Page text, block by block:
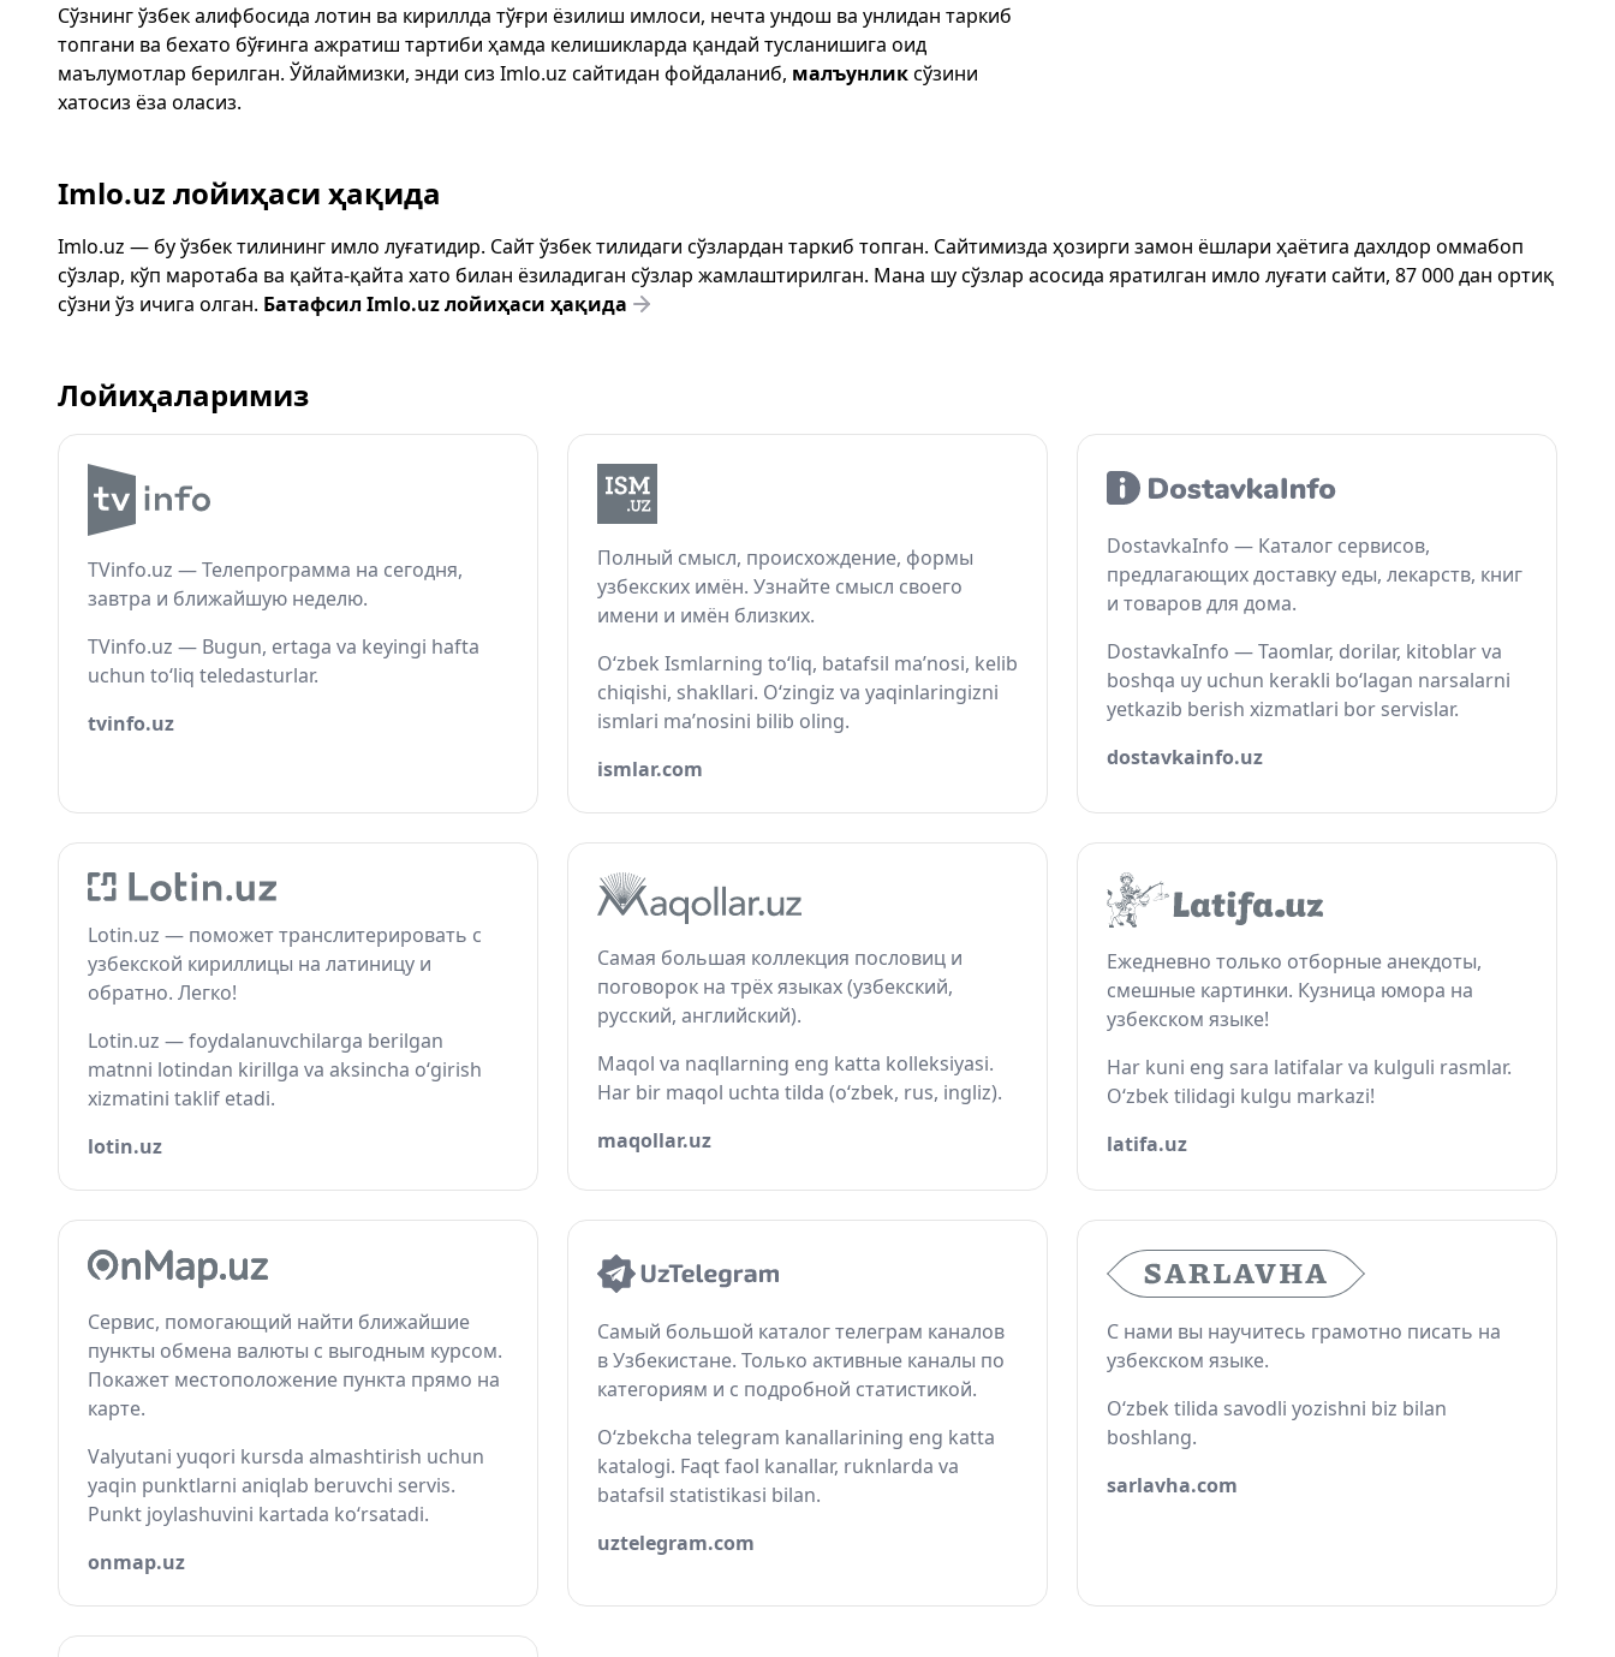
Сўзнинг ўзбек алифбосида лотин ва кириллда тўғри ёзилиш имлоси, нечта ундош ва унлидан таркиб
топгани ва бехато бўғинга ажратиш тартиби ҳамда келишикларда қандай тусланишига оид
маълумотлар берилган. Ўйлаймизки, энди сиз Imlo.uz сайтидан фойдаланиб, малъунликсўзини
хатосиз ёза оласиз.
Imlo.uz лойиҳаси ҳақида
Imlo.uz — бу ўзбек тилининг имло луғатидир. Сайт ўзбек тилидаги сўзлардан таркиб топган. Сайтимизда ҳозирги замон ёшлари ҳаётига дахлдор оммабоп
сўзлар, кўп маротаба ва қайта-қайта хато билан ёзиладиган сўзлар жамлаштирилган. Мана шу сўзлар асосида яратилган имло луғати сайти, 87 000 дан ортиқ
сўзни ўз ичига олган. Батафсил Imlo.uz лойиҳаси ҳақида
Лойиҳаларимиз
TVinfo.uz — Телепрограмма на сегодня,
завтра и ближайшую неделю.
TVinfo.uz — Bugun, ertaga va keyingi hafta
uchun to‘liq teledasturlar.
tvinfo.uz
Полный смысл, происхождение, формы
узбекских имён. Узнайте смысл своего
имени и имён близких.
O‘zbek Ismlarning to‘liq, batafsil ma’nosi, kelib
chiqishi, shakllari. O‘zingiz va yaqinlaringizni
ismlari ma’nosini bilib oling.
ismlar.com
DostavkaInfo — Каталог сервисов,
предлагающих доставку еды, лекарств, книг
и товаров для дома.
DostavkaInfo — Taomlar, dorilar, kitoblar va
boshqa uy uchun kerakli bo‘lagan narsalarni
yetkazib berish xizmatlari bor servislar.
dostavkainfo.uz
Lotin.uz — поможет транслитерировать с
узбекской кириллицы на латиницу и
обратно. Легко!
Lotin.uz — foydalanuvchilarga berilgan
matnni lotindan kirillga va aksincha o‘girish
xizmatini taklif etadi.
lotin.uz
Самая большая коллекция пословиц и
поговорок на трёх языках (узбекский,
русский, английский).
Maqol va naqllarning eng katta kolleksiyasi.
Har bir maqol uchta tilda (o‘zbek, rus, ingliz).
maqollar.uz
Ежедневно только отборные анекдоты,
смешные картинки. Кузница юмора на
узбекском языке!
Har kuni eng sara latifalar va kulguli rasmlar.
O‘zbek tilidagi kulgu markazi!
latifa.uz
Сервис, помогающий найти ближайшие
пункты обмена валюты с выгодным курсом.
Покажет местоположение пункта прямо на
карте.
Valyutani yuqori kursda almashtirish uchun
yaqin punktlarni aniqlab beruvchi servis.
Punkt joylashuvini kartada ko‘rsatadi.
onmap.uz
Самый большой каталог телеграм каналов
в Узбекистане. Только активные каналы по
категориям и с подробной статистикой.
O‘zbekcha telegram kanallarining eng katta
katalogi. Faqt faol kanallar, ruknlarda va
batafsil statistikasi bilan.
uztelegram.com
С нами вы научитесь грамотно писать на
узбекском языке.
O‘zbek tilida savodli yozishni biz bilan
boshlang.
sarlavha.com